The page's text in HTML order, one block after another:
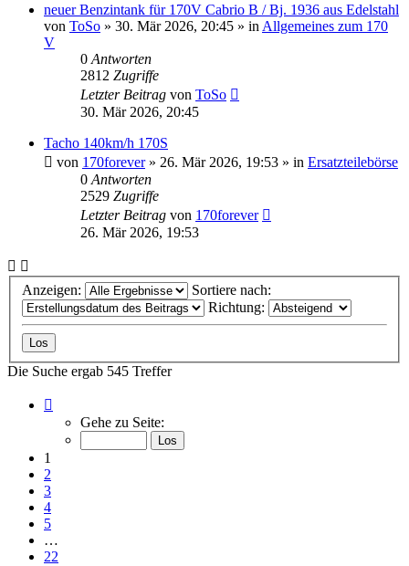
neuer Benzintank für 170V Cabrio B / Bj. 1936 aus Edelstahl
von ToSo » 30. Mär 2026, 20:45 » in Allgemeines zum 170
V
0 Antworten
2812 Zugriffe
Letzter Beitrag von ToSo
30. Mär 2026, 20:45
Tacho 140km/h 170S
von 170forever» 26. Mär 2026, 19:53 » in Ersatzteilebörse
0 Antworten
2529 Zugriffe
Letzter Beitrag von 170forever
26. Mär 2026, 19:53
Anzeigen:
Sortiere nach:
Richtung:
Die Suche ergab 545 Treffer
von
Gehe zu Seite:
1
2
3
4
5
…
22